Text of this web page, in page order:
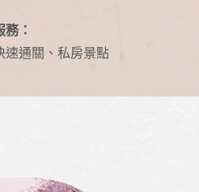
：
速通關、私房景點